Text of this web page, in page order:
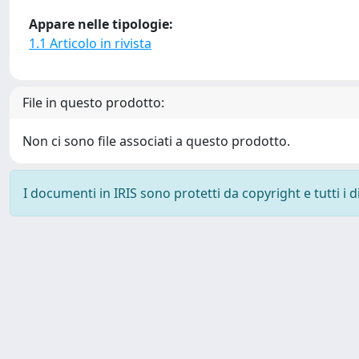
Appare nelle tipologie:
1.1 Articolo in rivista
File in questo prodotto:
Non ci sono file associati a questo prodotto.
I documenti in IRIS sono protetti da copyright e tutti i